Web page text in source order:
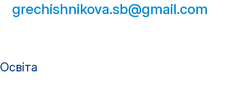
grechishnikova.sb@gmail.com
Освіта